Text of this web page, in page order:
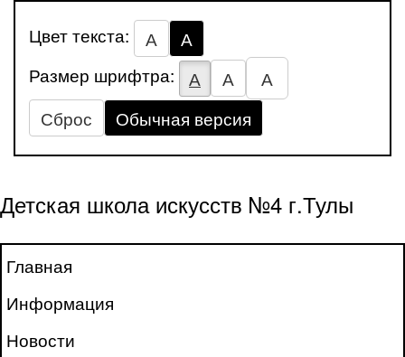
Цвет текста: А
А
Размер шрифтра:
А А
А
Сброс
Обычная версия
Детская школа искусств №4 г.Тулы
Главная
Информация
Новости